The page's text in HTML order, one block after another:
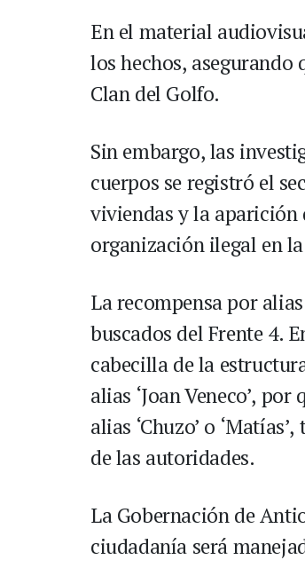
En el material
los hechos,
Clan del Golfo.
Sin embargo, las
cuerpos se registró el
viviendas y la aparición
organización ilegal en
La recompensa por
buscados del Frente 4.
cabecilla de la
alias ‘Joan Veneco’,
alias ‘Chuzo’ o
de las autoridades.
La Gobernación de
ciudadanía será